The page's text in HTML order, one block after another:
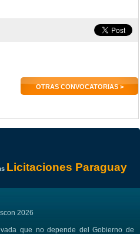
OTRAS CONVOCATORIAS >
Licitaciones Paraguay
2026
que no depende del Gobierno de